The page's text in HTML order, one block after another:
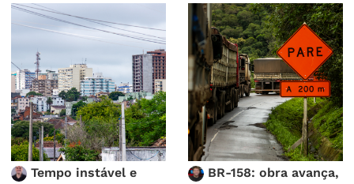
Tempo instável e
BR-158: obra avança,